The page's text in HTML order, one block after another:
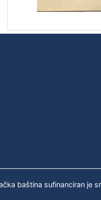
baština sufinanciran je